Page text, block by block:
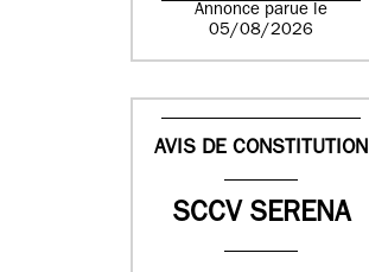
Annonce parue le
05/08/2026
AVIS DE CONSTITUTION
SCCV SERENA